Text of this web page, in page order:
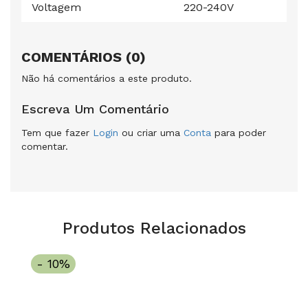
Voltagem 220-240V
COMENTÁRIOS (0)
Não há comentários a este produto.
Escreva Um Comentário
Tem que fazer Login ou criar uma Conta para poder
comentar.
Produtos Relacionados
- 10%